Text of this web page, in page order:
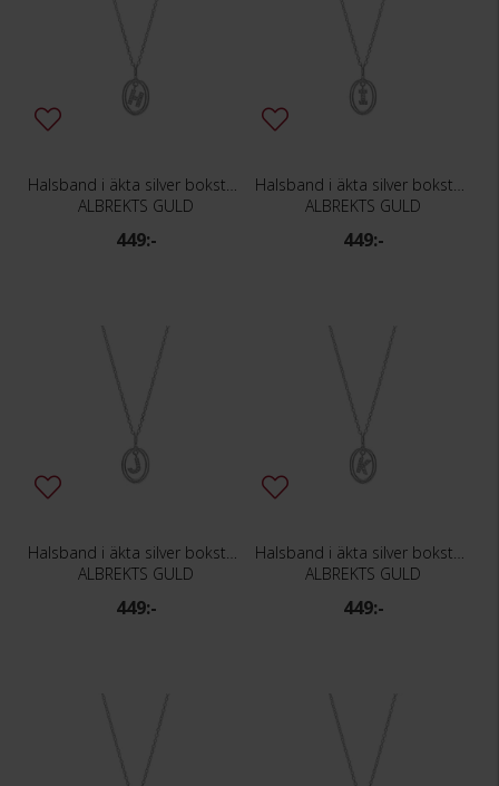
Halsband i äkta silver bokstav H
ALBREKTS GULD
449:-
Halsband i äkta silver bokstav I
ALBREKTS GULD
449:-
Halsband i äkta silver bokstav J
ALBREKTS GULD
449:-
Halsband i äkta silver bokstav K
ALBREKTS GULD
449:-